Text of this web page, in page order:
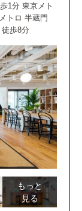
1分 東京メト
トロ 半蔵門
歩8分
もっと
見る